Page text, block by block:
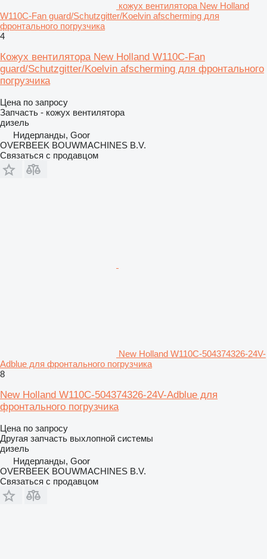
кожух вентилятора New Holland
W110C-Fan guard/Schutzgitter/Koelvin afscherming для
фронтального погрузчика
4
Кожух вентилятора New Holland W110C-Fan
guard/Schutzgitter/Koelvin afscherming для фронтального
погрузчика
Цена по запросу
Запчасть - кожух вентилятора
дизель
Нидерланды, Goor
OVERBEEK BOUWMACHINES B.V.
Связаться с продавцом
New Holland W110C-504374326-24V-
Adblue для фронтального погрузчика
8
New Holland W110C-504374326-24V-Adblue для
фронтального погрузчика
Цена по запросу
Другая запчасть выхлопной системы
дизель
Нидерланды, Goor
OVERBEEK BOUWMACHINES B.V.
Связаться с продавцом